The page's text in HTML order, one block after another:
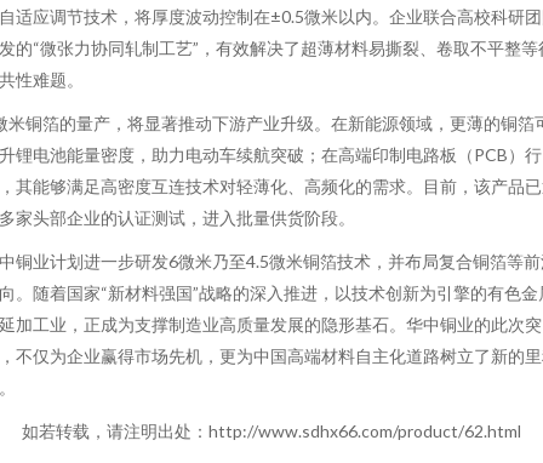
适应调节技术，将厚度波动控制在±0.5微米以内。企业联合高校科研
的“微张力协同轧制工艺”，有效解决了超薄材料易撕裂、卷取不平整等
性难题。
米铜箔的量产，将显著推动下游产业升级。在新能源领域，更薄的铜箔
锂电池能量密度，助力电动车续航突破；在高端印制电路板（PCB）行
其能够满足高密度互连技术对轻薄化、高频化的需求。目前，该产品
家头部企业的认证测试，进入批量供货阶段。
铜业计划进一步研发6微米乃至4.5微米铜箔技术，并布局复合铜箔等
。随着国家“新材料强国”战略的深入推进，以技术创新为引擎的有色金
加工业，正成为支撑制造业高质量发展的隐形基石。华中铜业的此次突
不仅为企业赢得市场先机，更为中国高端材料自主化道路树立了新的
如若转载，请注明出处：http://www.sdhx66.com/product/62.html